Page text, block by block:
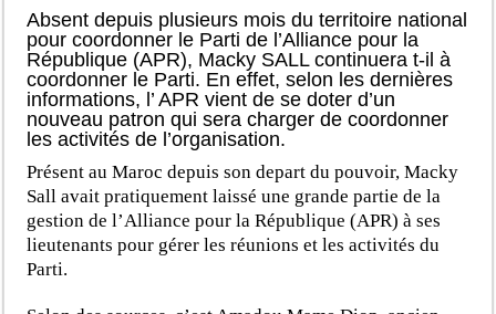
Absent depuis plusieurs mois du territoire national
pour coordonner le Parti de l’Alliance pour la
République (APR), Macky SALL continuera t-il à
coordonner le Parti. En effet, selon les dernières
informations, l’ APR vient de se doter d’un
nouveau patron qui sera charger de coordonner
les activités de l’organisation.
Présent au Maroc depuis son depart du pouvoir, Macky
Sall avait pratiquement laissé une grande partie de la
gestion de l’Alliance pour la République (APR) à ses
lieutenants pour gérer les réunions et les activités du
Parti.